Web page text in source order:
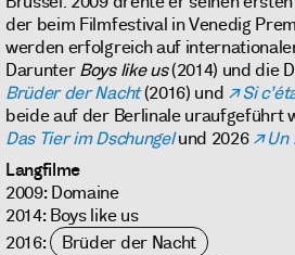
der beim Filmfestival in Venedig
werden erfolgreich auf
DarunterBoys like us(2014) und die
Brüder der Nacht(2016) und Si
beide auf der Berlinale uraufgeführt
Das Tier im Dschungel und 2026 Un
Langfilme
2009: Domaine
2014: Boys like us
2016: Brüder der Nacht